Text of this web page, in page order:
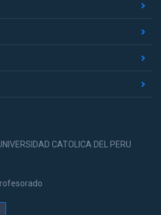
CATOLICA DEL PERU